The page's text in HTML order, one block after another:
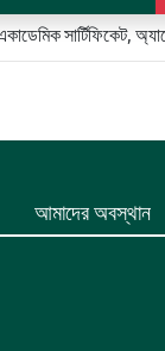
আমাদের অবস্থান